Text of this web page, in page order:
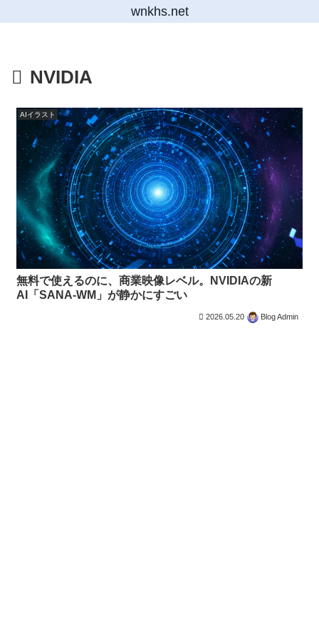
wnkhs.net
NVIDIA
AIイラスト
無料で使えるのに、商業映像レベル。NVIDIAの新
AI「SANA-WM」が静かにすごい
2026.05.20 Blog Admin